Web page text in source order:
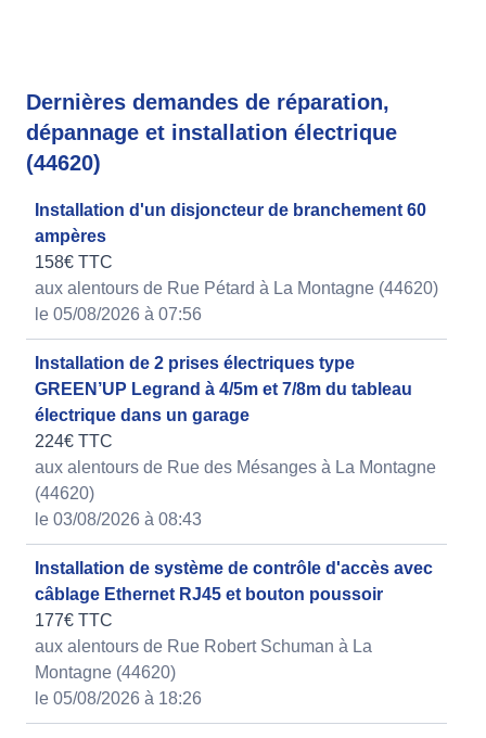
Dernières demandes de réparation,
dépannage et installation électrique
(44620)
Installation d'un disjoncteur de branchement 60
ampères
158€ TTC
aux alentours de Rue Pétard à La Montagne (44620)
le 05/08/2026 à 07:56
Installation de 2 prises électriques type
GREEN’UP Legrand à 4/5m et 7/8m du tableau
électrique dans un garage
224€ TTC
aux alentours de Rue des Mésanges à La Montagne
(44620)
le 03/08/2026 à 08:43
Installation de système de contrôle d'accès avec
câblage Ethernet RJ45 et bouton poussoir
177€ TTC
aux alentours de Rue Robert Schuman à La
Montagne (44620)
le 05/08/2026 à 18:26